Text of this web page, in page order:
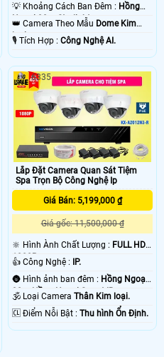
💡 Khoảng Cách Ban Đêm : Hồng
Ngoại 30m Starlight.
👑 Camera Theo Mẫu Dome Kim
loại.
️🎙 Tích Hợp :Công Nghệ AI.
Lắp Đặt Camera Quan Sát Tiệm
Spa Trọn Bộ Công Nghệ Ip
Giá Bán: 5,199,000 ₫
Giá gốc: 11,500,000 ₫
🔆 Hình Ành Chất Lượng : FULL HD
1080P .
👍 Công Nghệ : IP.
🌚 Hình ảnh ban đêm : Hồng Ngoại
30m Hồng Ngoại Smart IR.
🕉️ Loại CameraThân Kim loại.
️🆑 Điểm Nỗi Bật :Thu hình Ổn Định.
6335